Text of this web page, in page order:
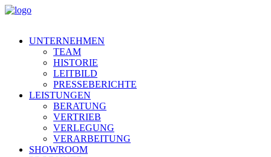
UNTERNEHMEN
TEAM
HISTORIE
LEITBILD
PRESSEBERICHTE
LEISTUNGEN
BERATUNG
VERTRIEB
VERLEGUNG
VERARBEITUNG
SHOWROOM